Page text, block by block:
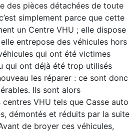
des pièces détachées de toute
simplement parce que cette
un Centre VHU ; elle dispose
entrepose des véhicules hors
qui ont été victimes
qui ont déjà été trop utilisés
les réparer : ce sont donc
Ils sont alors
VHU tels que Casse auto
démontés et réduits par la suite
de broyer ces véhicules,